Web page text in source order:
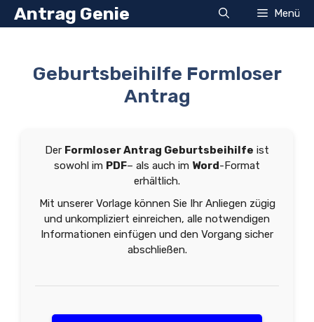
Zum
InhaltAntrag Genie Menü
Geburtsbeihilfe Formloser
Antrag
Der Formloser Antrag Geburtsbeihilfe ist
sowohl im PDF– als auch im Word-Format
erhältlich.
Mit unserer Vorlage können Sie Ihr Anliegen zügig
und unkompliziert einreichen, alle notwendigen
Informationen einfügen und den Vorgang sicher
abschließen.